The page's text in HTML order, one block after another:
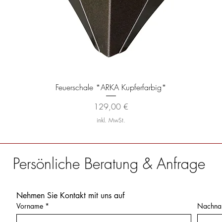
Schnellansicht
Feuerschale *ARKA Kupferfarbig*
Preis
129,00 €
inkl. MwSt.
Persönliche Beratung & Anfrage
Nehmen Sie Kontakt mit uns auf
Vorname *